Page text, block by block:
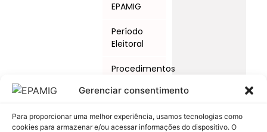
Gerenciar consentimento
Para proporcionar uma melhor experiência, usamos tecnologias como
cookies para armazenar e/ou acessar informações do dispositivo. O
EPAMIG
Período
Eleitoral
Procedimentos
e Ações